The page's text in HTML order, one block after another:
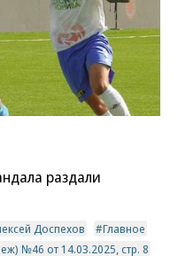
раздали
Доспехов
Главное
№46 от 14.03.2025, стр. 8